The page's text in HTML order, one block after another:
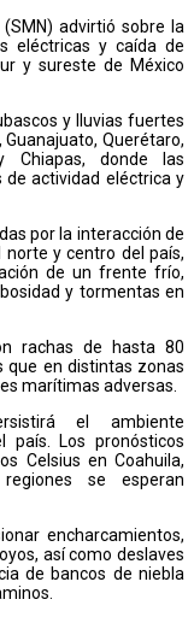
advirtió sobre la
eléctricas y caída de
y sureste de México
y lluvias fuertes
Querétaro,
Chiapas, donde las
de actividad eléctrica y
por la interacción de
y centro del país,
de un frente frío,
y tormentas en
rachas de hasta 80
que en distintas zonas
marítimas adversas.
el ambiente
país. Los pronósticos
Celsius en Coahuila,
se esperan
encharcamientos,
así como deslaves
de bancos de niebla